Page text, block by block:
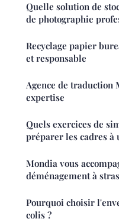
Quelle solution de
de photographie
Recyclage papier
et responsable
Agence de
expertise
Quels exercices de
préparer les cadres à
Mondia vous
déménagement à
Pourquoi choisir
colis ?